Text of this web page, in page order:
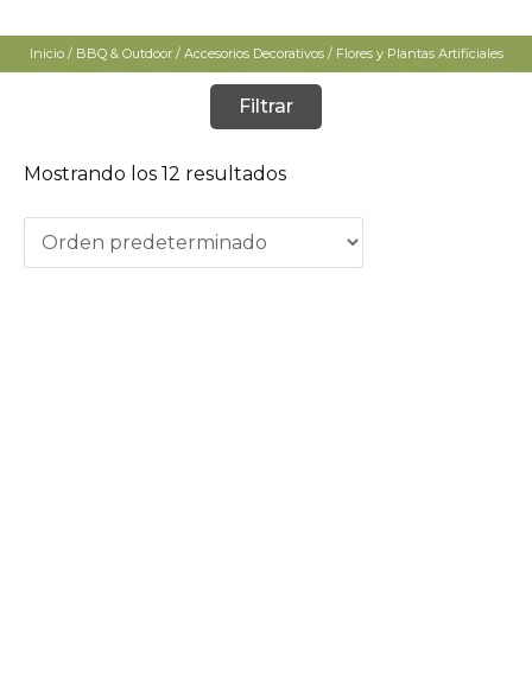
Inicio/ BBQ & Outdoor/ Accesorios Decorativos/ Flores y Plantas Artificiales
Filtrar
Mostrando los 12 resultados